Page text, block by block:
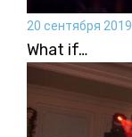
20 сентября 2019
What if…